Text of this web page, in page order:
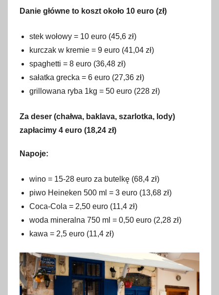
Danie główne to koszt około 10 euro (zł)
stek wołowy = 10 euro (45,6 zł)
kurczak w kremie = 9 euro (41,04 zł)
spaghetti = 8 euro (36,48 zł)
sałatka grecka = 6 euro (27,36 zł)
grillowana ryba 1kg = 50 euro (228 zł)
Za deser (chałwa, baklava, szarlotka, lody)
zapłacimy 4 euro (18,24 zł)
Napoje:
wino = 15-28 euro za butelkę (68,4 zł)
piwo Heineken 500 ml = 3 euro (13,68 zł)
Coca-Cola = 2,50 euro (11,4 zł)
woda mineralna 750 ml = 0,50 euro (2,28 zł)
kawa = 2,5 euro (11,4 zł)